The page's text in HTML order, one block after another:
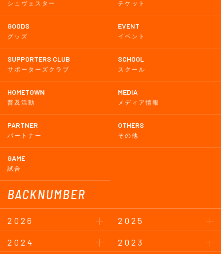
シュヴェスター チケット
GOODS
グッズ
EVENT
イベント
SUPPORTERS CLUB
サポーターズクラブ
SCHOOL
スクール
HOMETOWN
普及活動
MEDIA
メディア情報
PARTNER
パートナー
OTHERS
その他
GAME
試合
BACKNUMBER
2026
2025
2024
2023